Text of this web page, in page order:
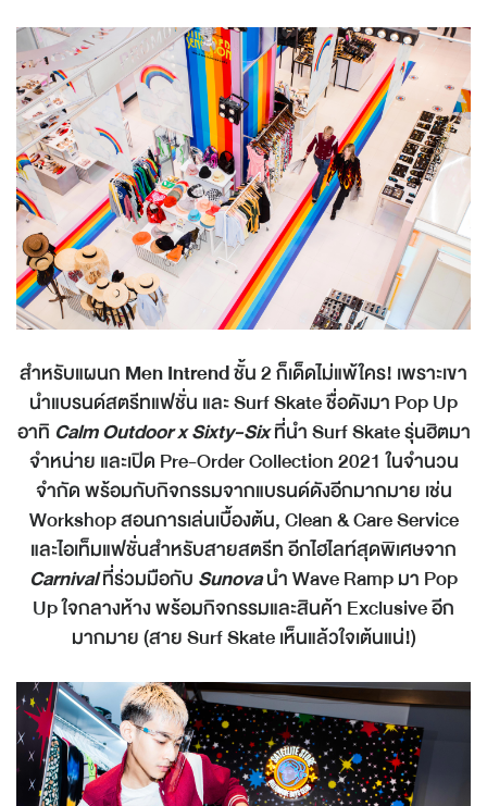
สำหรับแผนก Men Intrendชั้น 2 ก็เด็ดไม่แพ้ใคร! เพราะเขา
นำแบรนด์สตรีทแฟชั่น และ Surf Skate ชื่อดังมา Pop Up
อาทิ Calm Outdoor x Sixty-Sixที่นำ Surf Skate รุ่นฮิตมา
จำหน่าย และเปิด Pre-Order Collection 2021 ในจำนวน
จำกัด พร้อมกับกิจกรรมจากแบรนด์ดังอีกมากมาย เช่น
Workshop สอนการเล่นเบื้องต้น, Clean & Care Service
และไอเท็มแฟชั่นสำหรับสายสตรีท อีกไฮไลท์สุดพิเศษจาก
Carnivalที่ร่วมมือกับ Sunovaนำ Wave Ramp มา Pop
Up ใจกลางห้าง พร้อมกิจกรรมและสินค้า Exclusive อีก
มากมาย (สาย Surf Skate เห็นแล้วใจเต้นแน่!)